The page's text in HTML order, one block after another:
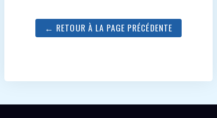
← RETOUR À LA PAGE PRÉCÉDENTE